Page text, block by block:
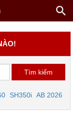
SH350i AB 2026